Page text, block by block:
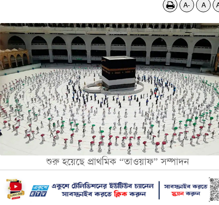
A- A
শুরু হয়েছে প্রাথমিক “তাওয়াফ” সম্পাদন